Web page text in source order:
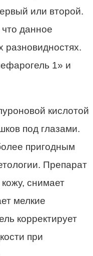
или второй.
данное
разновидностях.
1» и
кислотой
под глазами.
пригодным
Препарат
снимает
мелкие
корректирует
при